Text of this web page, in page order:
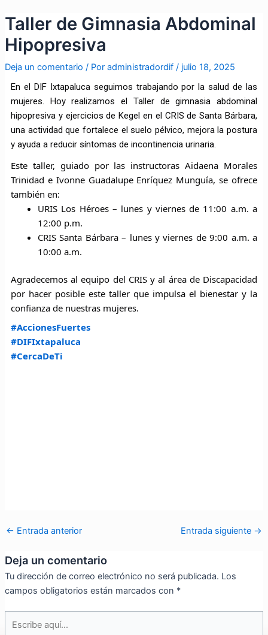
al
contenido
Taller de Gimnasia Abdominal
Hipopresiva
Deja un comentario / Por administradordif / julio 18, 2025
En el DIF Ixtapaluca seguimos trabajando por la salud de las
mujeres. Hoy realizamos el Taller de gimnasia abdominal
hipopresiva y ejercicios de Kegel en el CRIS deSanta Bárbara,
una actividad que fortalece el suelo pélvico, mejora la postura
y ayuda a reducir síntomas de incontinencia urinaria.
Este taller, guiado por las instructoras Aidaena Morales
Trinidad e Ivonne Guadalupe Enríquez Munguía, se ofrece
también en:
URIS Los Héroes – lunes y viernes de 11:00 a.m. a
12:00 p.m.
CRIS Santa Bárbara – lunes y viernes de 9:00 a.m. a
10:00 a.m.
Agradecemos al equipo del CRIS y al área de Discapacidad
por hacer posible este taller que impulsa el bienestar y la
confianza de nuestras mujeres.
#AccionesFuertes
#DIFIxtapaluca
#CercaDeTi
de
entradas
← Entrada anterior Entrada siguiente →
Deja un comentario
Tu dirección de correo electrónico no será publicada. Los
campos obligatorios están marcados con *